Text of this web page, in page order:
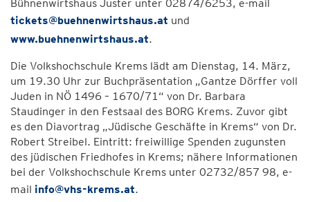
Bühnenwirtshaus Juster unter 02874/6253, e-mail
tickets@buehnenwirtshaus.at und
www.buehnenwirtshaus.at.
Die Volkshochschule Krems lädt am Dienstag, 14. März,
um 19.30 Uhr zur Buchpräsentation „Gantze Dörffer voll
Juden in NÖ 1496 – 1670/71“ von Dr. Barbara
Staudinger in den Festsaal des BORG Krems. Zuvor gibt
es den Diavortrag „Jüdische Geschäfte in Krems“ von Dr.
Robert Streibel. Eintritt: freiwillige Spenden zugunsten
des jüdischen Friedhofes in Krems; nähere Informationen
bei der Volkshochschule Krems unter 02732/857 98, e-
mail info@vhs-krems.at.